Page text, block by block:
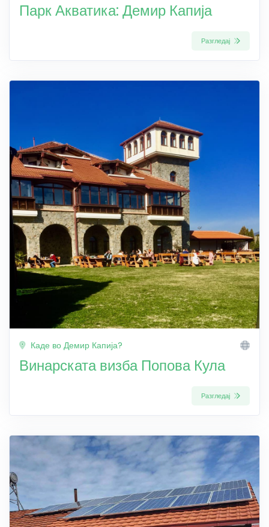
Парк Акватика: Демир Капија
Разгледај
Каде во Демир Капија?
Винарската визба Попова Кула
Разгледај